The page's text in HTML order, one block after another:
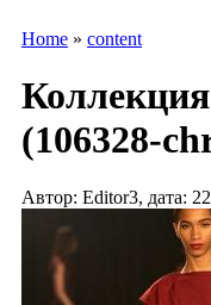
Home » content
(106328-
Автор: Editor3, дата: